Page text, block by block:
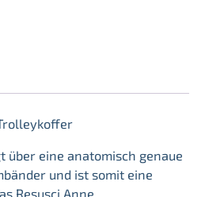
über eine anatomisch genaue
und ist somit eine
Resusci Anne